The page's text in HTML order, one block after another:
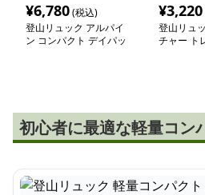
¥6,780(税込)
登山リュック アルパイ
ン コンパクト デイパッ
¥3,220
登山リュ
チャー ト
初心者に最適な軽量コン